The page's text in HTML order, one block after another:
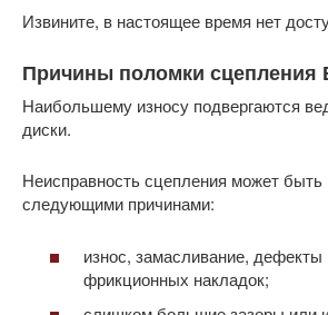
Извините, в настоящее время нет
Причины поломки сцепления
Наибольшему износу подвергаются
диски.
Неисправность сцепления может быть
следующими причинами:
износ, замасливание, дефекты
фрикционных накладок;